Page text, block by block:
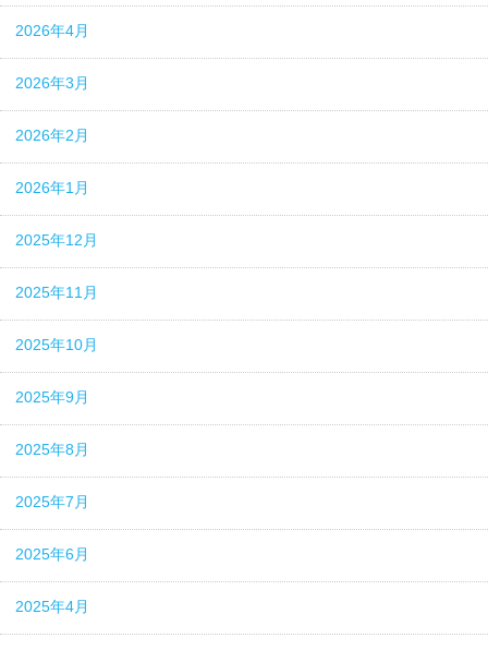
2026年4月
2026年3月
2026年2月
2026年1月
2025年12月
2025年11月
2025年10月
2025年9月
2025年8月
2025年7月
2025年6月
2025年4月